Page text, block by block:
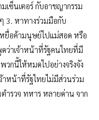
เซ็นเตอร์ กับอาชญากรรม
3. หาทางร่วมมือกับ
ยื่อค้ามนุษย์ไปแม่สอด หรือ
ว่าเจ้าหน้าที่รัฐคนไทยที่มี
วกนี้ให้หมดไปอย่างจริงจัง
าหน้าที่รัฐไทยไม่มีส่วนร่วม
ำรวจ ทหาร หลายด่าน จาก